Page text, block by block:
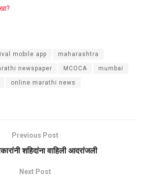
mobile app maharashtra
newspaper MCOCA mumbai
online marathi news
Previous Post
शहिदांना वाहिली आदरांजली
Next Post